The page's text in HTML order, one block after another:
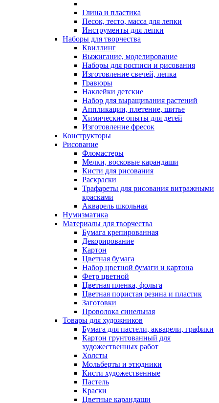
Глина и пластика
Песок, тесто, масса для лепки
Инструменты для лепки
Наборы для творчества
Квиллинг
Выжигание, моделирование
Наборы для росписи и рисования
Изготовление свечей, лепка
Гравюры
Наклейки детские
Набор для выращивания растений
Аппликации, плетение, шитье
Химические опыты для детей
Изготовление фресок
Конструкторы
Рисование
Фломастеры
Мелки, восковые карандаши
Кисти для рисования
Раскраски
Трафареты для рисования витражными
красками
Акварель школьная
Нумизматика
Материалы для творчества
Бумага крепированная
Декорирование
Картон
Цветная бумага
Набор цветной бумаги и картона
Фетр цветной
Цветная пленка, фольга
Цветная пористая резина и пластик
Заготовки
Проволока синельная
Товары для художников
Бумага для пастели, акварели, графики
Картон грунтованный для
художественных работ
Холсты
Мольберты и этюдники
Кисти художественные
Пастель
Краски
Цветные карандаши